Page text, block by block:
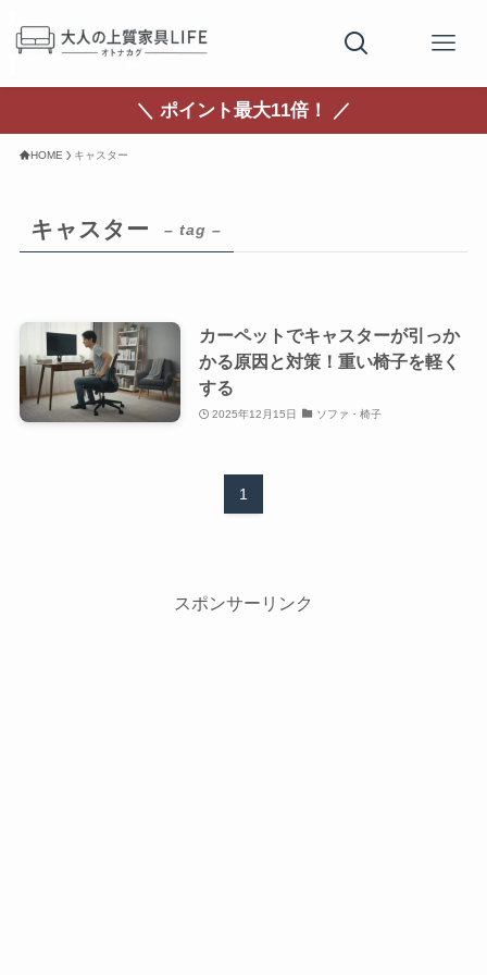
＼ ポイント最大11倍！ ／
HOME キャスター
キャスター – tag –
カーペットでキャスターが引っか
かる原因と対策！重い椅子を軽く
する
2025年12月15日 ソファ・椅子
1
スポンサーリンク